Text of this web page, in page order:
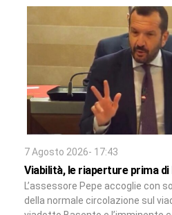
7 Agosto 2026- 17:43
Viabilità, le riaperture prima
L’assessore Pepe accoglie con
della normale circolazione sul